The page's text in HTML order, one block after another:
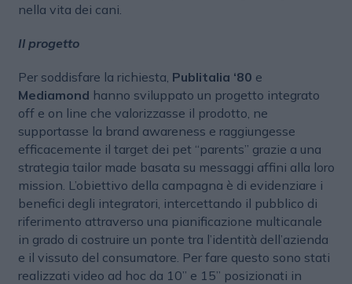
nella vita dei cani.
Il progetto
Per soddisfare la richiesta, Publitalia ‘80 e
Mediamond hanno sviluppato un progetto integrato
off e on line che valorizzasse il prodotto, ne
supportasse la brand awareness e raggiungesse
efficacemente il target dei pet “parents” grazie a una
strategia tailor made basata su messaggi affini alla loro
mission. L’obiettivo della campagna è di evidenziare i
benefici degli integratori, intercettando il pubblico di
riferimento attraverso una pianificazione multicanale
in grado di costruire un ponte tra l’identità dell’azienda
e il vissuto del consumatore. Per fare questo sono stati
realizzati video ad hoc da 10” e 15” posizionati in